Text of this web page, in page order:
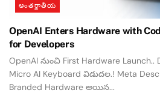
అంతర్జాతీయ
OpenAI Enters Hardware with
for Developers
OpenAI నుంచి First Hardware
Micro AI Keyboard విడుదల.! Meta
Branded Hardware అయిన...